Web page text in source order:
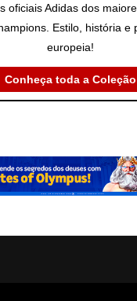
oficiais Adidas dos
Estilo, história e
europeia!
Conheça toda a Coleção